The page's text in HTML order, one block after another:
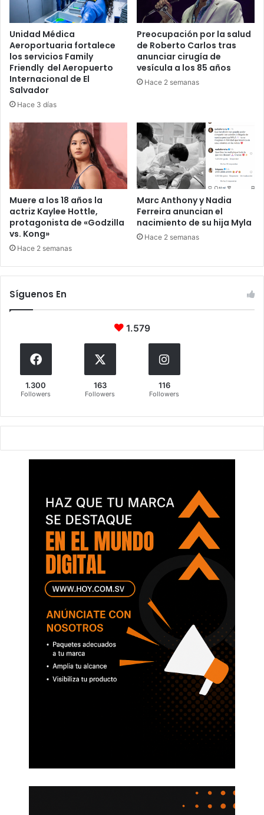
Unidad Médica
Aeroportuaria fortalece
los servicios Family
Friendly del Aeropuerto
Internacional de El
Salvador
Hace 3 días
Preocupación por la salud
de Roberto Carlos tras
anunciar cirugía de
vesícula a los 85 años
Hace 2 semanas
Muere a los 18 años la
actriz Kaylee Hottle,
protagonista de «Godzilla
vs. Kong»
Hace 2 semanas
Marc Anthony y Nadia
Ferreira anuncian el
nacimiento de su hija Myla
Hace 2 semanas
Síguenos En
1.579
1.300
Followers
163
Followers
116
Followers